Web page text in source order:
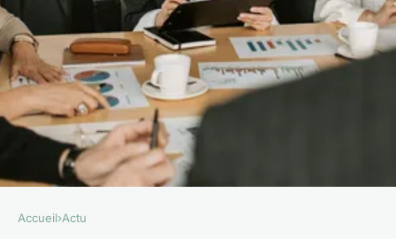
Accueil›Actu